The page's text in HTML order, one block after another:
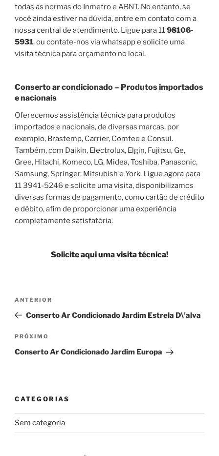
todas as normas do Inmetro e ABNT. No entanto, se
você ainda estiver na dúvida, entre em contato com a
nossa central de atendimento. Ligue para 1198106-
5931, ou contate-nos via whatsapp e solicite uma
visita técnica para orçamento no local.
Conserto ar condicionado – Produtos importados
e nacionais
Oferecemos assistência técnica para produtos
importados e nacionais, de diversas marcas, por
exemplo, Brastemp, Carrier, Comfee e Consul.
Também, com Daikin, Electrolux, Elgin, Fujitsu, Ge,
Gree, Hitachi, Komeco, LG, Midea, Toshiba, Panasonic,
Samsung, Springer, Mitsubish e York. Ligue agora para
11 3941-5246 e solicite uma visita, disponibilizamos
diversas formas de pagamento, como cartão de crédito
e débito, afim de proporcionar uma experiência
completamente satisfatória.
Solicite aqui uma visita técnica!
Navegação
Post
Post
anterior
ANTERIOR
Conserto Ar Condicionado Jardim Estrela D\’alva
Próximo
post
PRÓXIMO
Conserto Ar Condicionado Jardim Europa
CATEGORIAS
Sem categoria